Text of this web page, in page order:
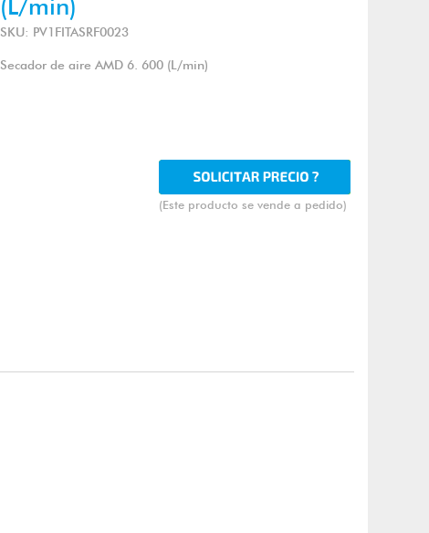
(L/min)
SKU: PV1FITASRF0023
Secador de aire AMD 6. 600 (L/min)
(Este producto se vende a pedido)